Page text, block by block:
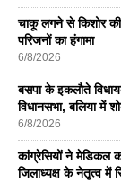
चाकू लगने से किशोर की
परिजनों का हंगामा
6/8/2026
बसपा के इकलाैते
विधानसभा, बलिया में
6/8/2026
कांग्रेसियों ने मेडिकल
जिलाध्यक्ष के नेतृत्व में